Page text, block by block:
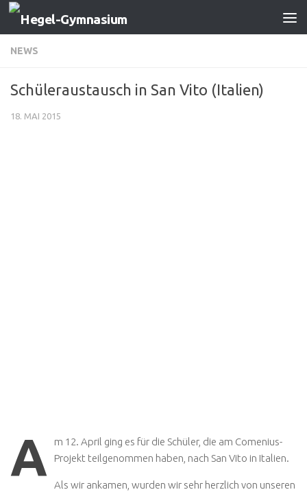
Zum Inhalt springen
NEWS
Schüleraustausch in San Vito (Italien)
18. MAI 2015
A
m 12. April ging es für die Schüler, die am Comenius-
Projekt teilgenommen haben, nach San Vito in Italien.
Als wir ankamen, wurden wir sehr herzlich von unseren